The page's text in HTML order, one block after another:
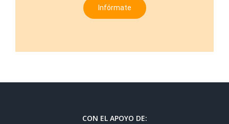
Infórmate
CON EL APOYO DE: